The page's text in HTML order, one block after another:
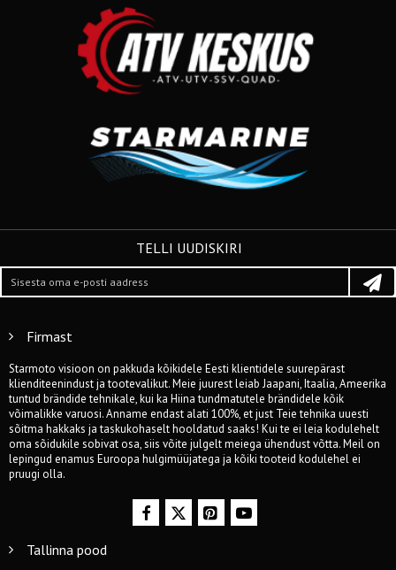
TELLI UUDISKIRI
Firmast
Starmoto visioon on pakkuda kõikidele Eesti klientidele suurepärast
klienditeenindust ja tootevalikut. Meie juurest leiab Jaapani, Itaalia, Ameerika
tuntud brändide tehnikale, kui ka Hiina tundmatutele brändidele kõik
võimalikke varuosi. Anname endast alati 100%, et just Teie tehnika uuesti
sõitma hakkaks ja taskukohaselt hooldatud saaks! Kui te ei leia kodulehelt
oma sõidukile sobivat osa, siis võite julgelt meiega ühendust võtta. Meil on
lepingud enamus Euroopa hulgimüüjatega ja kõiki tooteid kodulehel ei
pruugi olla.
Tallinna pood